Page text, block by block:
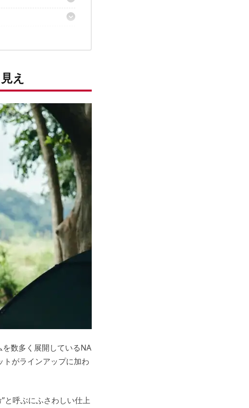
え
数多く展開しているNA
がラインアップに加わ
と呼ぶにふさわしい仕上